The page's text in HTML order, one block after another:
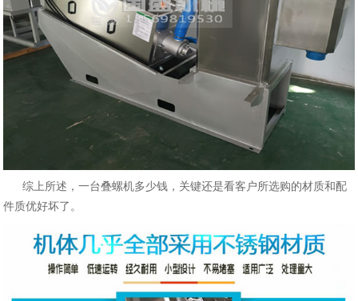
综上所述，一台叠螺机多少钱，关键还是看客户所选购的材质和配
件质优好坏了。